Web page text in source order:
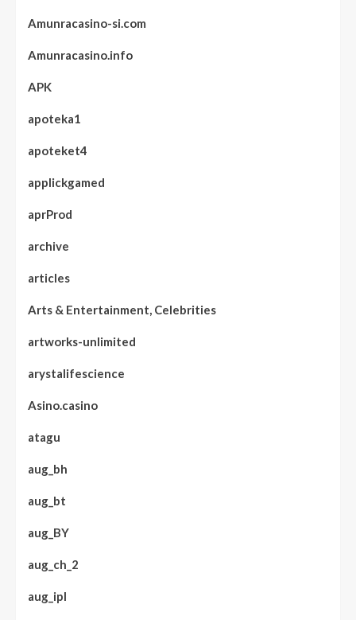
Amunracasino-si.com
Amunracasino.info
APK
apoteka1
apoteket4
applickgamed
aprProd
archive
articles
Arts & Entertainment, Celebrities
artworks-unlimited
arystalifescience
Asino.casino
atagu
aug_bh
aug_bt
aug_BY
aug_ch_2
aug_ipl